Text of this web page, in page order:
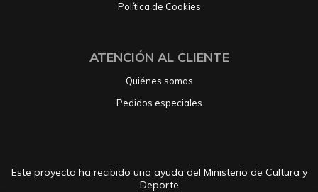
Política de Cookies
ATENCIÓN AL CLIENTE
Quiénes somos
Pedidos especiales
Este proyecto ha recibido una ayuda del Ministerio de Cultura y
Deporte